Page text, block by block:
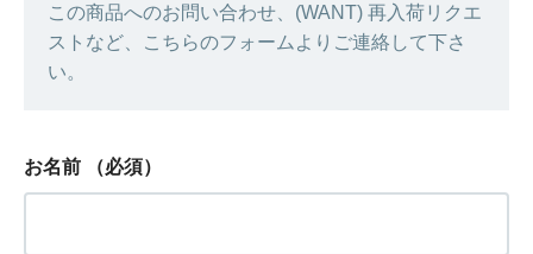
この商品へのお問い合わせ、(WANT) 再入荷リクエ
ストなど、こちらのフォームよりご連絡して下さ
い。
お名前 （必須）